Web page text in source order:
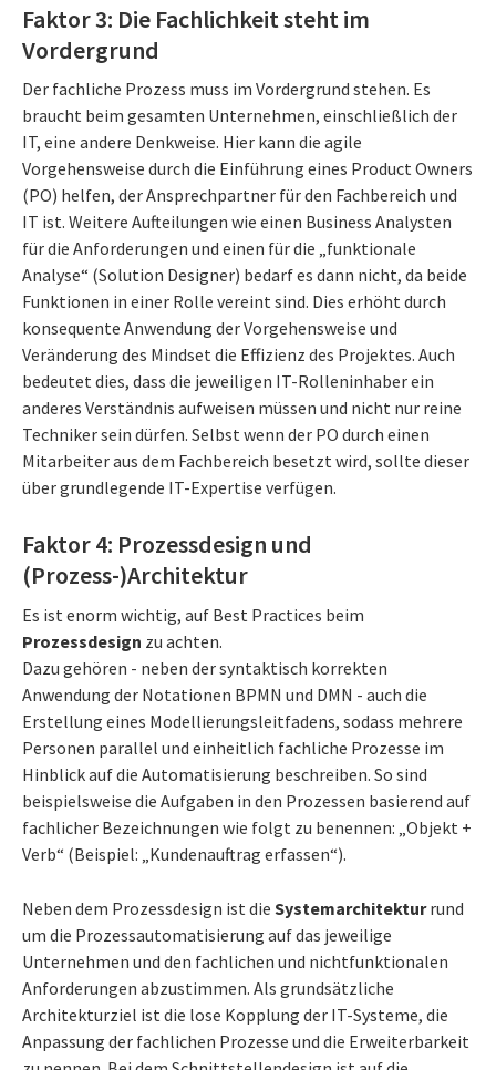
Faktor 3: Die Fachlichkeit steht im
Vordergrund
Der fachliche Prozess muss im Vordergrund stehen. Es
braucht beim gesamten Unternehmen, einschließlich der
IT, eine andere Denkweise. Hier kann die agile
Vorgehensweise durch die Einführung eines Product Owners
(PO) helfen, der Ansprechpartner für den Fachbereich und
IT ist. Weitere Aufteilungen wie einen Business Analysten
für die Anforderungen und einen für die „funktionale
Analyse“ (Solution Designer) bedarf es dann nicht, da beide
Funktionen in einer Rolle vereint sind. Dies erhöht durch
konsequente Anwendung der Vorgehensweise und
Veränderung des Mindset die Effizienz des Projektes. Auch
bedeutet dies, dass die jeweiligen IT-Rolleninhaber ein
anderes Verständnis aufweisen müssen und nicht nur reine
Techniker sein dürfen. Selbst wenn der PO durch einen
Mitarbeiter aus dem Fachbereich besetzt wird, sollte dieser
über grundlegende IT-Expertise verfügen.
Faktor 4: Prozessdesign und
(Prozess-)Architektur
Es ist enorm wichtig, auf Best Practices beim
Prozessdesign zu achten.
Dazu gehören - neben der syntaktisch korrekten
Anwendung der Notationen BPMN und DMN - auch die
Erstellung eines Modellierungsleitfadens, sodass mehrere
Personen parallel und einheitlich fachliche Prozesse im
Hinblick auf die Automatisierung beschreiben. So sind
beispielsweise die Aufgaben in den Prozessen basierend auf
fachlicher Bezeichnungen wie folgt zu benennen: „Objekt +
Verb“ (Beispiel: „Kundenauftrag erfassen“).
Neben dem Prozessdesign ist die Systemarchitekturrund
um die Prozessautomatisierung auf das jeweilige
Unternehmen und den fachlichen und nichtfunktionalen
Anforderungen abzustimmen. Als grundsätzliche
Architekturziel ist die lose Kopplung der IT-Systeme, die
Anpassung der fachlichen Prozesse und die Erweiterbarkeit